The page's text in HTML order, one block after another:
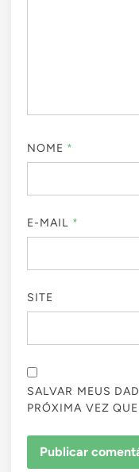
NOME *
E-MAIL *
SITE
SALVAR MEUS
PRÓXIMA VEZ